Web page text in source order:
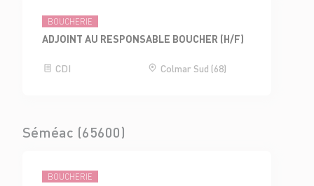
BOUCHERIE
ADJOINT AU RESPONSABLE BOUCHER (H/F)
CDI Colmar Sud (68)
Séméac (65600)
BOUCHERIE